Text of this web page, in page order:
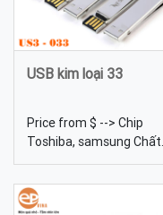
USB kim loại 33
Price from $ --> Chip
Toshiba, samsung Chất
liệu Kim loại Dung lượng
64gb... Màu sắc Đa dạng,